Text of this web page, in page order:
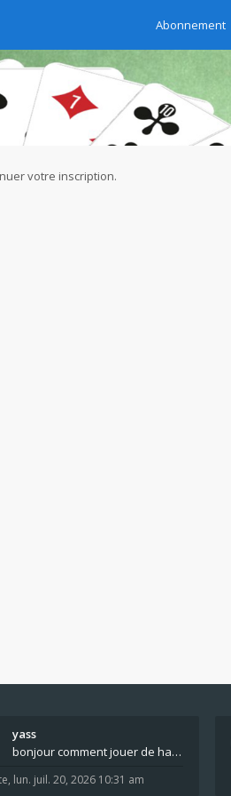
Abonnement
votre inscription.
yass
bonjour comment jouer de haut en bas tout atout mi
, lun. juil. 20, 2026 10:31 am